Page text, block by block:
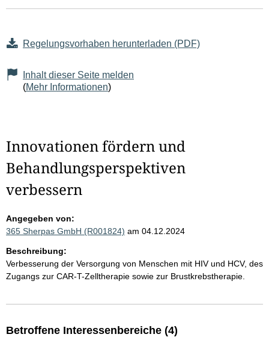
Regelungsvorhaben herunterladen (PDF)
Inhalt dieser Seite melden
(Mehr Informationen)
Innovationen fördern und
Behandlungsperspektiven
verbessern
Angegeben von:
365 Sherpas GmbH (R001824) am 04.12.2024
Beschreibung:
Verbesserung der Versorgung von Menschen mit HIV und HCV, des
Zugangs zur CAR-T-Zelltherapie sowie zur Brustkrebstherapie.
Betroffene Interessenbereiche (4)